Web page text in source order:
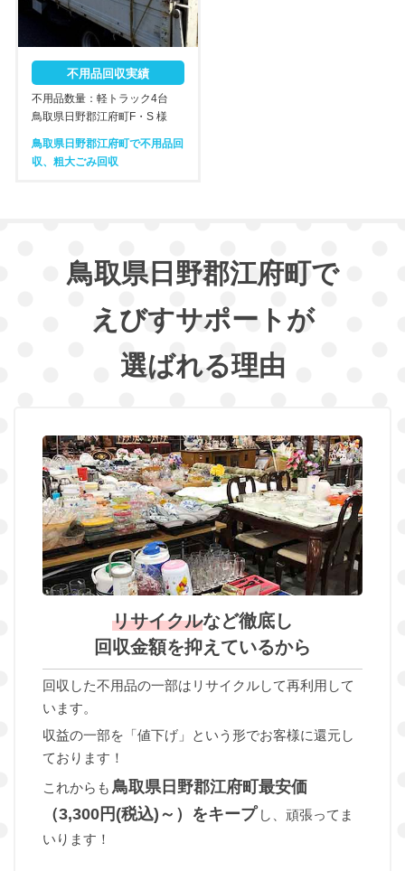
不用品回収実績
不用品数量：軽トラック4台
鳥取県日野郡江府町F・S 様
鳥取県日野郡江府町で不用品回
収、粗大ごみ回収
鳥取県日野郡江府町で
えびすサポートが
選ばれる理由
リサイクルなど徹底し
回収金額を抑えているから
回収した不用品の一部はリサイクルして再利用して
います。
収益の一部を「値下げ」という形でお客様に還元し
ております！
これからも 鳥取県日野郡江府町最安価
（3,300円(税込)～）をキープ し、頑張ってま
いります！